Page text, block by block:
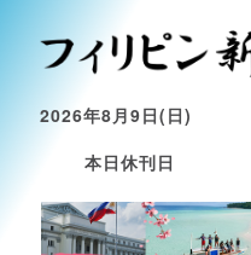
2026年8月9日(日)
本日休刊日